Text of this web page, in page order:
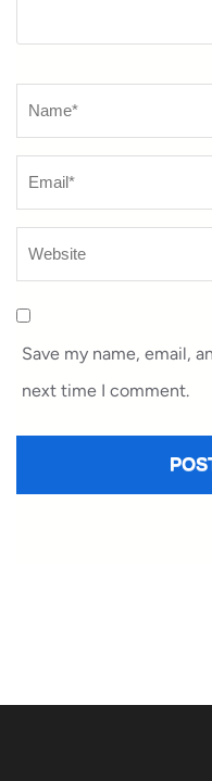
Name
Save my name, email,
next time I comment.